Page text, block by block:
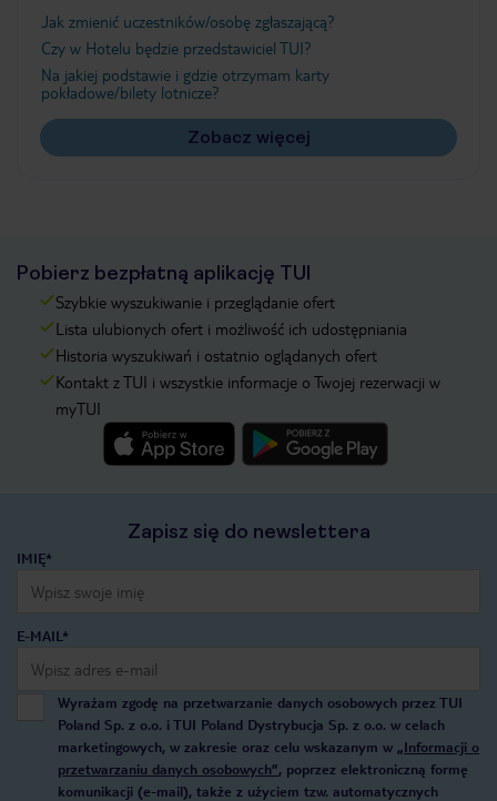
Jak zmienić uczestników/osobę zgłaszającą?
Czy w Hotelu będzie przedstawiciel TUI?
Na jakiej podstawie i gdzie otrzymam karty
pokładowe/bilety lotnicze?
Zobacz więcej
Pobierz bezpłatną aplikację TUI
Szybkie wyszukiwanie i przeglądanie ofert
Lista ulubionych ofert i możliwość ich udostępniania
Historia wyszukiwań i ostatnio oglądanych ofert
Kontakt z TUI i wszystkie informacje o Twojej rezerwacji w
myTUI
Zapisz się do newslettera
IMIĘ*
E-MAIL*
Wyrażam zgodę na przetwarzanie danych osobowych przez TUI
Poland Sp. z o.o. i TUI Poland Dystrybucja Sp. z o.o. w celach
marketingowych, w zakresie oraz celu wskazanym w „Informacji o
przetwarzaniu danych osobowych”, poprzez elektroniczną formę
komunikacji (e-mail), także z użyciem tzw. automatycznych